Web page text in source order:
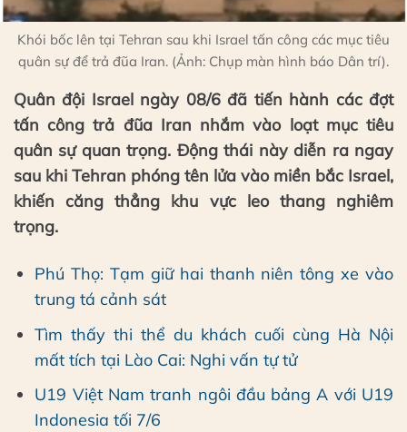
Khói bốc lên tại Tehran sau khi Israel tấn công các mục tiêu
quân sự để trả đũa Iran. (Ảnh: Chụp màn hình báo Dân trí).
Quân đội Israel ngày 08/6 đã tiến hành các đợt
tấn công trả đũa Iran nhắm vào loạt mục tiêu
quân sự quan trọng. Động thái này diễn ra ngay
sau khi Tehran phóng tên lửa vào miền bắc Israel,
khiến căng thẳng khu vực leo thang nghiêm
trọng.
Phú Thọ: Tạm giữ hai thanh niên tông xe vào
trung tá cảnh sát
Tìm thấy thi thể du khách cuối cùng Hà Nội
mất tích tại Lào Cai: Nghi vấn tự tử
U19 Việt Nam tranh ngôi đầu bảng A với U19
Indonesia tối 7/6